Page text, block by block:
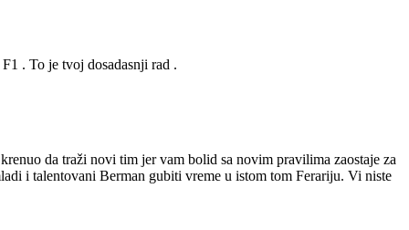
. To je tvoj dosadasnji rad .
da traži novi tim jer vam bolid sa novim pravilima zaostaje za
i talentovani Berman gubiti vreme u istom tom Ferariju. Vi niste